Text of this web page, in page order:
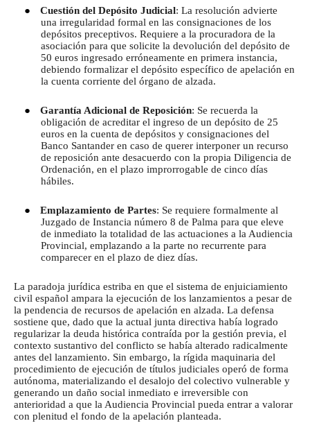
● Cuestión del Depósito Judicial: La resolución advierte
una irregularidad formal en las consignaciones de los
depósitos preceptivos. Requiere a la procuradora de la
asociación para que solicite la devolución del depósito de
50 euros ingresado erróneamente en primera instancia,
debiendo formalizar el depósito específico de apelación en
la cuenta corriente del órgano de alzada.
● Garantía Adicional de Reposición: Se recuerda la
obligación de acreditar el ingreso de un depósito de 25
euros en la cuenta de depósitos y consignaciones del
Banco Santander en caso de querer interponer un recurso
de reposición ante desacuerdo con la propia Diligencia de
Ordenación, en el plazo improrrogable de cinco días
hábiles.
● Emplazamiento de Partes: Se requiere formalmente al
Juzgado de Instancia número 8 de Palma para que eleve
de inmediato la totalidad de las actuaciones a la Audiencia
Provincial, emplazando a la parte no recurrente para
comparecer en el plazo de diez días.
La paradoja jurídica estriba en que el sistema de enjuiciamiento
civil español ampara la ejecución de los lanzamientos a pesar de
la pendencia de recursos de apelación en alzada. La defensa
sostiene que, dado que la actual junta directiva había logrado
regularizar la deuda histórica contraída por la gestión previa, el
contexto sustantivo del conflicto se había alterado radicalmente
antes del lanzamiento. Sin embargo, la rígida maquinaria del
procedimiento de ejecución de títulos judiciales operó de forma
autónoma, materializando el desalojo del colectivo vulnerable y
generando un daño social inmediato e irreversible con
anterioridad a que la Audiencia Provincial pueda entrar a valorar
con plenitud el fondo de la apelación planteada.